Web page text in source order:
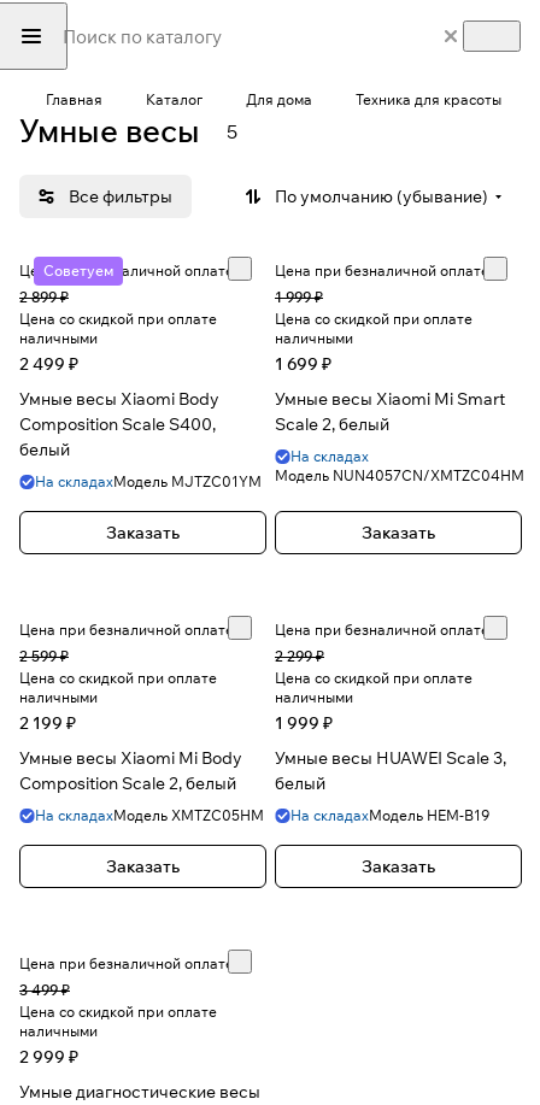
Главная Каталог Для дома Техника для красоты
Умные весы 5
Все фильтры По умолчанию (убывание)
Советуем
Цена при безналичной оплате
2 899 ₽
Цена со скидкой при оплате
наличными
2 499 ₽
Умные весы Xiaomi Body
Composition Scale S400,
белый
На складахМодель MJTZC01YM
Заказать
Цена при безналичной оплате
1 999 ₽
Цена со скидкой при оплате
наличными
1 699 ₽
Умные весы Xiaomi Mi Smart
Scale 2, белый
На складах
Модель NUN4057CN/XMTZC04HM
Заказать
Цена при безналичной оплате
2 599 ₽
Цена со скидкой при оплате
наличными
2 199 ₽
Умные весы Xiaomi Mi Body
Composition Scale 2, белый
На складахМодель XMTZC05HM
Заказать
Цена при безналичной оплате
2 299 ₽
Цена со скидкой при оплате
наличными
1 999 ₽
Умные весы HUAWEI Scale 3,
белый
На складахМодель HEM-B19
Заказать
Цена при безналичной оплате
3 499 ₽
Цена со скидкой при оплате
наличными
2 999 ₽
Умные диагностические весы